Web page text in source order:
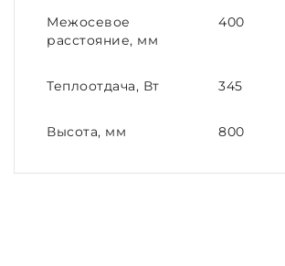
Межосевое
расстояние, мм
400
Теплоотдача, Вт 345
Высота, мм 800